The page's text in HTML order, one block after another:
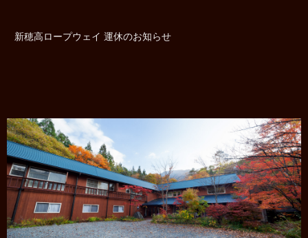
新穂高ロープウェイ 運休のお知らせ